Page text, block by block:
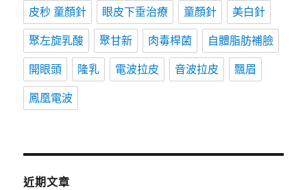
皮秒 童顏針 眼皮下垂治療 童顏針 美白針
聚左旋乳酸 聚甘新 肉毒桿菌 自體脂肪補臉
開眼頭 隆乳 電波拉皮 音波拉皮 飄眉
鳳凰電波
近期文章